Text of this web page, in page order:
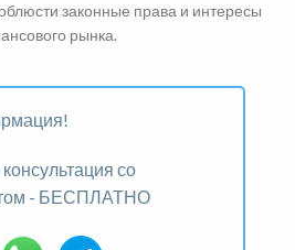
законные права и интересы
рынка.
со
- БЕСПЛАТНО